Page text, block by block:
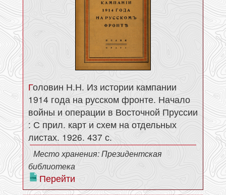
Головин Н.Н. Из истории кампании
1914 года на русском фронте. Начало
войны и операции в Восточной Пруссии
: С прил. карт и схем на отдельных
листах. 1926. 437 с.
Место хранения: Президентская
библиотека
Перейти